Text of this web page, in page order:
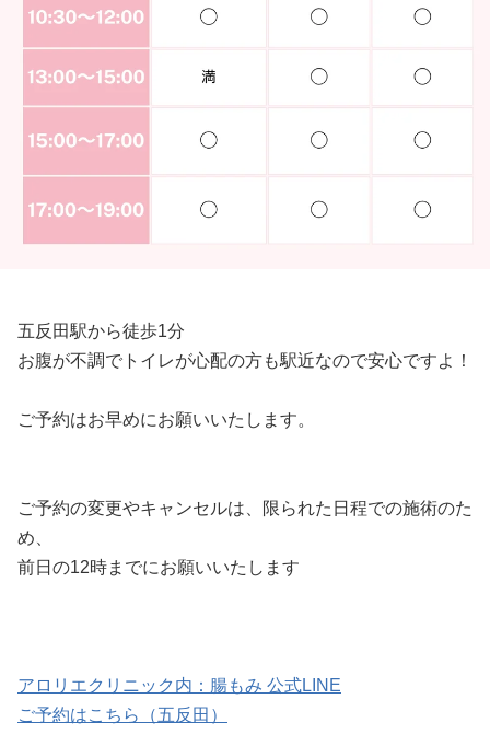
五反田駅から徒歩1分
お腹が不調でトイレが心配の方も駅近なので安心ですよ！
ご予約はお早めにお願いいたします。
ご予約の変更やキャンセルは、限られた日程での施術のた
め、
前日の12時までにお願いいたします
アロリエクリニック内：腸もみ 公式LINE
ご予約はこちら（五反田）